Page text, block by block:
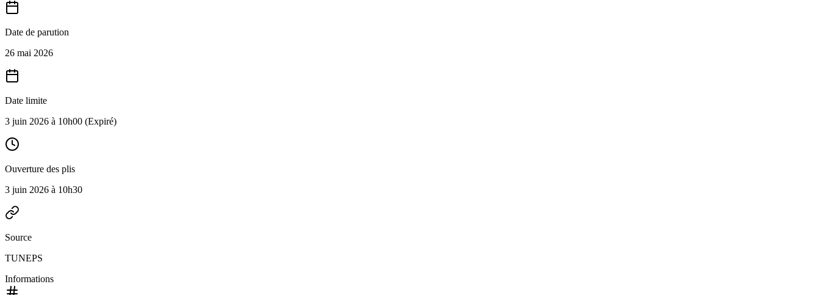
Date de parution
26 mai 2026
Date limite
3 juin 2026 à 10h00 (Expiré)
Ouverture des plis
3 juin 2026 à 10h30
Source
TUNEPS
Informations